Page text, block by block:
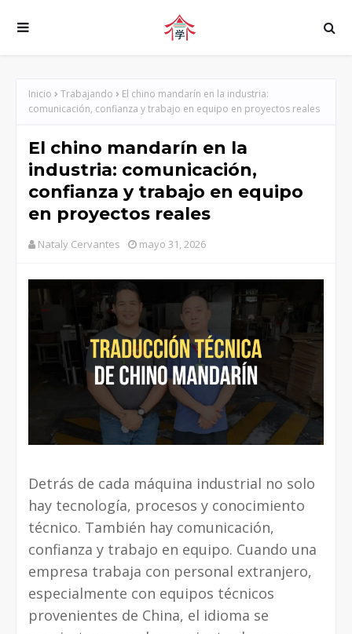
Inicio Trabajando
El chino mandarín en la industria:
comunicación, confianza y trabajo en equipo en proyectos reales
El chino mandarín en la
industria: comunicación,
confianza y trabajo en equipo
en proyectos reales
Nataly Cervantes mayo 31, 2026
Detrás de cada máquina industrial no solo
hay tecnología, procesos y conocimiento
técnico. También hay comunicación,
confianza y trabajo en equipo. Cuando una
empresa trabaja con personal extranjero,
especialmente con equipos técnicos
provenientes de China, el idioma se